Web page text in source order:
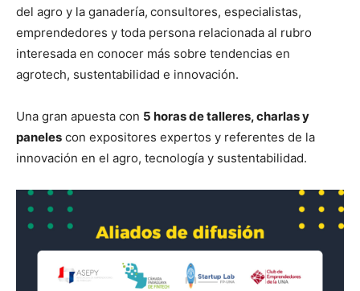
del agro y la ganadería, consultores, especialistas,
emprendedores y toda persona relacionada al rubro
interesada en conocer más sobre tendencias en
agrotech, sustentabilidad e innovación.
Una gran apuesta con 5 horas de talleres, charlas y
paneles con expositores expertos y referentes de la
innovación en el agro, tecnología y sustentabilidad.